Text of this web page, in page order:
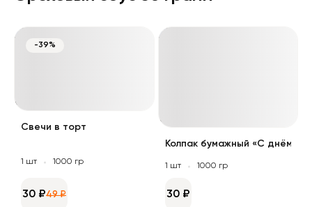
-39%
Свечи в торт
1 шт 1000 гр
49 ₽
30 ₽
Колпак бумажный «С днём
1 шт 1000 гр
30 ₽